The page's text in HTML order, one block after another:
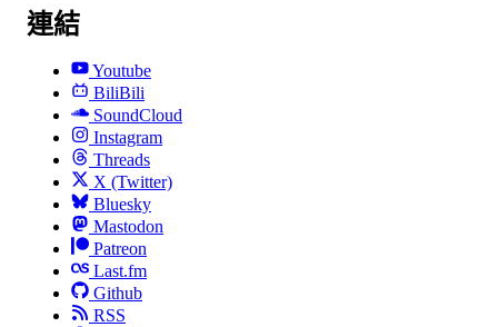
連結
Youtube
BiliBili
SoundCloud
Instagram
Threads
X (Twitter)
Bluesky
Mastodon
Patreon
Last.fm
Github
RSS